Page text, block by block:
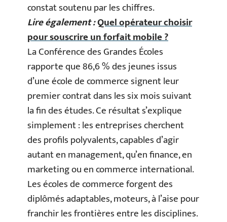
constat soutenu par les chiffres.
Lire également :Quel opérateur choisir
pour souscrire un forfait mobile ?
La Conférence des Grandes Écoles
rapporte que 86,6 % des jeunes issus
d’une école de commerce signent leur
premier contrat dans les six mois suivant
la fin des études. Ce résultat s’explique
simplement : les entreprises cherchent
des profils polyvalents, capables d’agir
autant en management, qu’en finance, en
marketing ou en commerce international.
Les écoles de commerce forgent des
diplômés adaptables, moteurs, à l’aise pour
franchir les frontières entre les disciplines.